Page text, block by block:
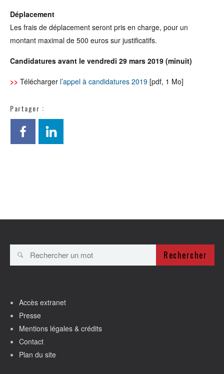
Déplacement
Les frais de déplacement seront pris en charge, pour un
montant maximal de 500 euros sur justificatifs.
Candidatures avant le vendredi 29 mars 2019 (minuit)
>> Télécharger l’appel à candidatures 2019 [pdf, 1 Mo]
Partager :
Rechercher
Accès extranet
Presse
Mentions légales & crédits
Contact
Plan du site